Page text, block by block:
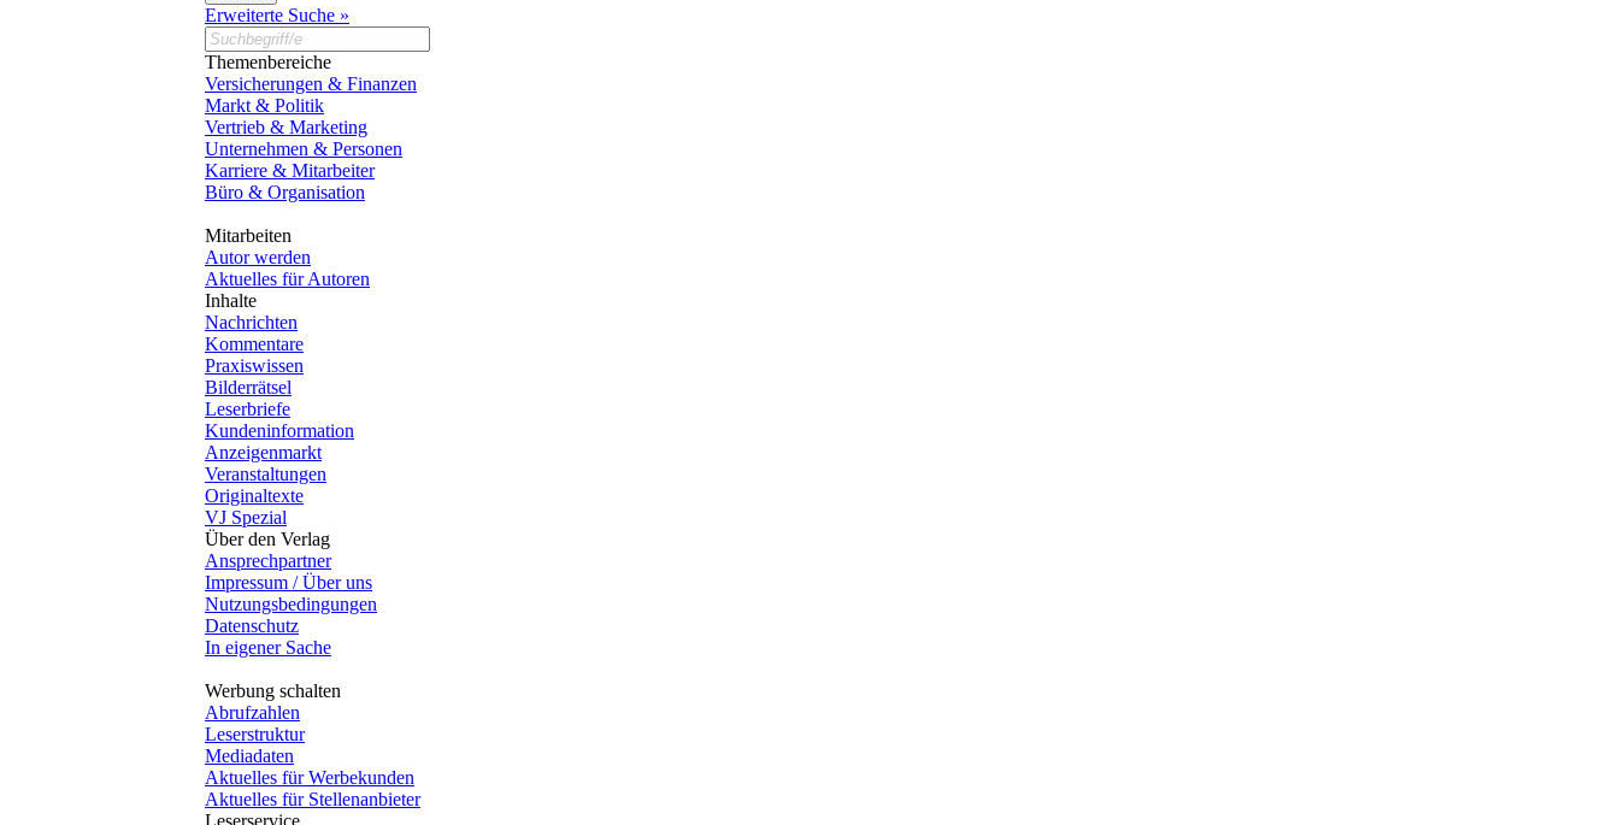
Erweiterte Suche »
Themenbereiche
Versicherungen & Finanzen
Markt & Politik
Vertrieb & Marketing
Unternehmen & Personen
Karriere & Mitarbeiter
Büro & Organisation
Mitarbeiten
Autor werden
Aktuelles für Autoren
Inhalte
Nachrichten
Kommentare
Praxiswissen
Bilderrätsel
Leserbriefe
Kundeninformation
Anzeigenmarkt
Veranstaltungen
Originaltexte
VJ Spezial
Über den Verlag
Ansprechpartner
Impressum / Über uns
Nutzungsbedingungen
Datenschutz
In eigener Sache
Werbung schalten
Abrufzahlen
Leserstruktur
Mediadaten
Aktuelles für Werbekunden
Aktuelles für Stellenanbieter
Leserservice